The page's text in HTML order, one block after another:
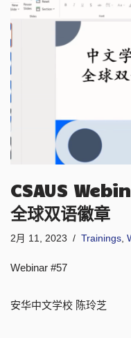
CSAUS
全球双语徽章
2月 11, 2023 Trainings,
Webinar #57
安华中文学校 陈玲芝